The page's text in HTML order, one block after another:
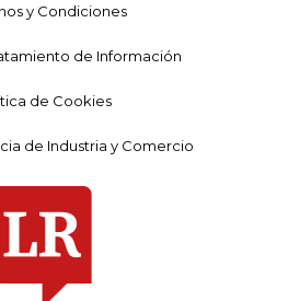
y Condiciones
de Información
de Cookies
de Industria y Comercio